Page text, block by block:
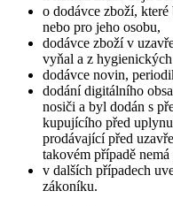
o dodávce zboží,
nebo pro jeho osobu,
dodávce zboží v
vyňal a z
dodávce novin,
dodání digitálního
nosiči a byl dodán s
kupujícího před
prodávající před
takovém případě
v dalších případech
zákoníku.